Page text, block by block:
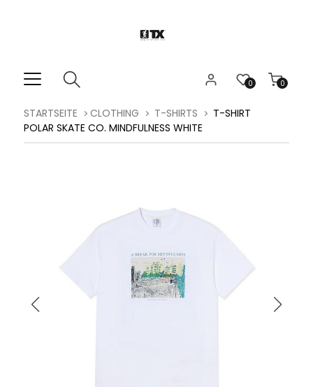
0
0
STARTSEITE CLOTHING T-SHIRTS
T-SHIRT
POLAR SKATE CO. MINDFULNESS WHITE